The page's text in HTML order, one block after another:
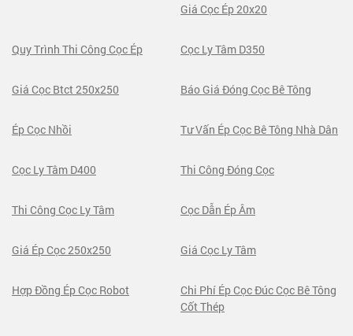
Giá Cọc Ép 20x20
Quy Trình Thi Công Cọc Ép Cọc Ly Tâm D350
Giá Cọc Btct 250x250 Báo Giá Đóng Cọc Bê Tông
Ép Cọc Nhồi Tư Vấn Ép Cọc Bê Tông Nhà Dân
Cọc Ly Tâm D400 Thi Công Đóng Cọc
Thi Công Cọc Ly Tâm Cọc Dẫn Ép Âm
Giá Ép Cọc 250x250 Giá Cọc Ly Tâm
Hợp Đồng Ép Cọc Robot
Chi Phí Ép Cọc Đúc Cọc Bê Tông
Cốt Thép